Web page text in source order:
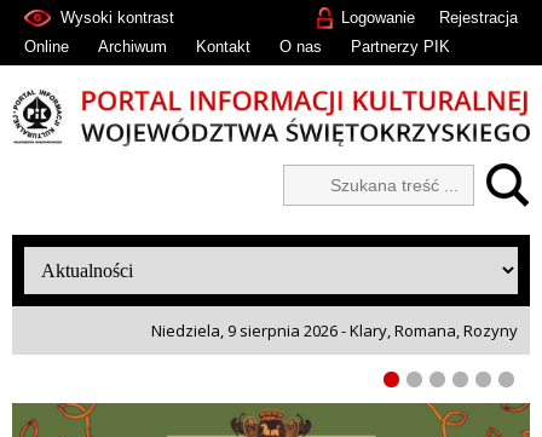
Rejestracja
Logowanie
Wysoki kontrast
Online
Archiwum Kontakt O nas Partnerzy PIK
Niedziela, 9 sierpnia 2026 - Klary, Romana, Rozyny